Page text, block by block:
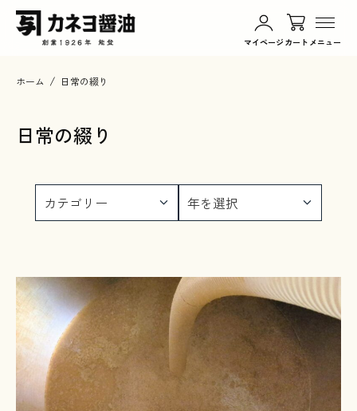
マイページ カート メニュー
カネヨ醤油について
日常の綴り
お買い物ガイド
ホーム 日常の綴り
日常の綴り